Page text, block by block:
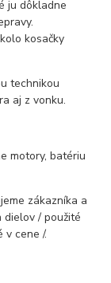
ju dôkladne
kosačky
technikou
aj z vonku.
motory, batériu
zákazníka a
dielov / použité
v cene /.